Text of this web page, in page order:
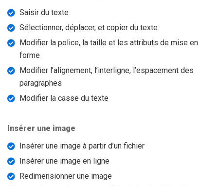
Saisir du texte
Sélectionner, déplacer, et copier du texte
Modifier la police, la taille et les attributs de mise en
forme
Modifier l’alignement, l’interligne, l’espacement des
paragraphes
Modifier la casse du texte
Insérer une image
Insérer une image à partir d’un fichier
Insérer une image en ligne
Redimensionner une image